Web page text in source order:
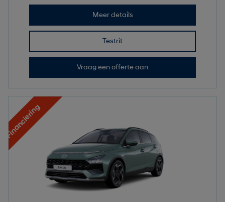
Meer details
Testrit
Vraag een offerte aan
Financiering